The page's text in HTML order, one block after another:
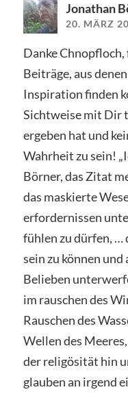
Jonathan
20. MÄRZ
Danke
Beiträge, aus
Inspiration finden
Sichtweise mit Dir
ergeben hat und
Wahrheit zu sein!
Börner, das Zitat
das maskierte
erfordernissen
fühlen zu dürfen, …
sein zu können und
Belieben
im rauschen des
Rauschen des
Wellen des
der religösität hin
glauben an irgend